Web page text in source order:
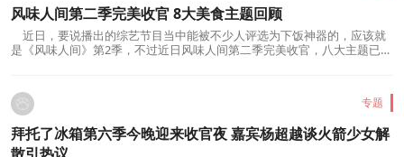
风味人间第二季完美收官 8大美食主题回顾
近日，要说播出的综艺节目当中能被不少人评选为下饭神器的，应该就
是《风味人间》第2季，不过近日风味人间第二季完美收官，八大主题已经
专题
拜托了冰箱第六季今晚迎来收官夜 嘉宾杨超越谈火箭少女解